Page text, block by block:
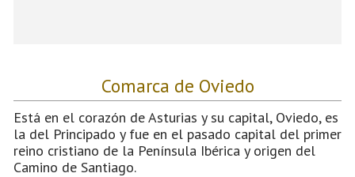
Comarca de Oviedo
Está en el corazón de Asturias y su capital, Oviedo, es
la del Principado y fue en el pasado capital del primer
reino cristiano de la Península Ibérica y origen del
Camino de Santiago.